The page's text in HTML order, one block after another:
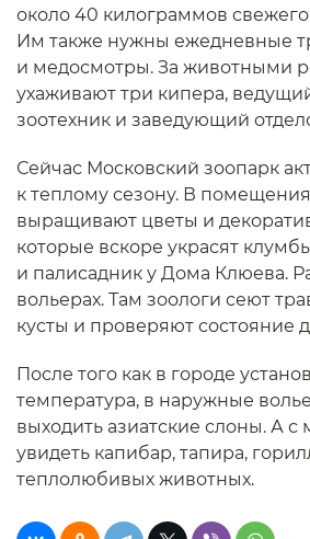
около 40 килограммов
Им также нужны ежедневные
и медосмотры. За животными
ухаживают три кипера,
зоотехник и заведующий
Сейчас Московский зоопарк
к теплому сезону. В
выращивают цветы и
которые вскоре украсят
и палисадник у Дома Клюева.
вольерах. Там зоологи сеют
кусты и проверяют состояние
После того как в городе
температура, в наружные
выходить азиатские слоны. А
увидеть капибар, тапира,
теплолюбивых животных.